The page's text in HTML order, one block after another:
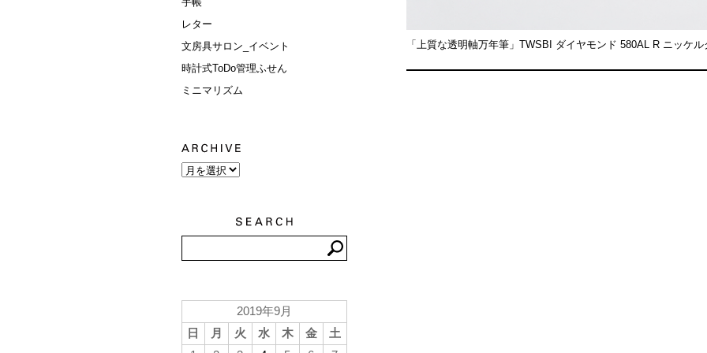
「上質な透明軸万年筆」TWSBI ダイヤモンド 580AL R ニッケル
レター
文房具サロン_イベント
時計式ToDo管理ふせん
ミニマリズム
2019年9月
日
月 火 水 木 金
土